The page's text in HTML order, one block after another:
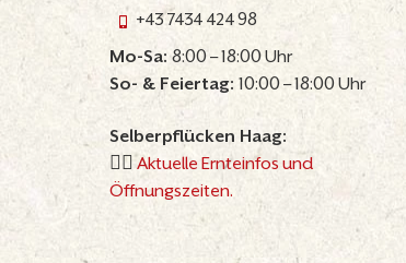
+43 7434 424 98
Mo-Sa:8:00 – 18:00 Uhr
So- & Feiertag:10:00 – 18:00 Uhr
Selberpflücken Haag:
👉🏼Aktuelle Ernteinfos und
Öffnungszeiten.